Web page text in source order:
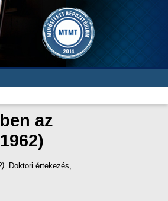
az
. Doktori értekezés,